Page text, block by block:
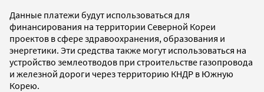
Данные платежи будут использоваться для
финансирования на территории Северной Кореи
проектов в сфере здравоохранения, образования и
энергетики. Эти средства также могут использоваться на
устройство землеотводов при строительстве газопровода
и железной дороги через территорию КНДР в Южную
Корею.